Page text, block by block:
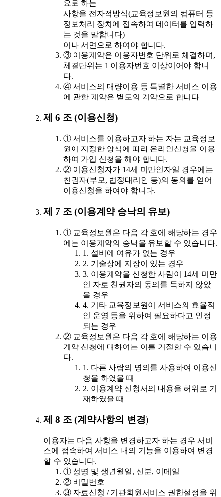
요로 하는
사항을 전자적방식(교육정보원의 컴퓨터 등
정보처리 장치에 접속하여 데이터를 입력하
는 것을 말합니다)
이나 서면으로 하여야 합니다.
③ 이용계약은 이용자번호 단위로 체결하며,
체결단위는 1 이용자번호 이상이어야 합니
다.
④ 서비스의 대량이용 등 특별한 서비스 이용
에 관한 계약은 별도의 계약으로 합니다.
제 6 조 (이용신청)
① 서비스를 이용하고자 하는 자는 교육정보
원이 지정한 양식에 따라 온라인신청을 이용
하여 가입 신청을 해야 합니다.
② 이용신청자가 14세 미만인자일 경우에는
친권자(부모, 법정대리인 등)의 동의를 얻어
이용신청을 하여야 합니다.
제 7 조 (이용계약 승낙의 유보)
① 교육정보원은 다음 각 호에 해당하는 경우
에는 이용계약의 승낙을 유보할 수 있습니다.
1. 설비에 여유가 없는 경우
2. 기술상에 지장이 있는 경우
3. 이용계약을 신청한 사람이 14세 미만
인 자로 친권자의 동의를 득하지 않았
을 경우
4. 기타 교육정보원이 서비스의 효율적
인 운영 등을 위하여 필요하다고 인정
되는 경우
② 교육정보원은 다음 각 호에 해당하는 이용
계약 신청에 대하여는 이를 거절할 수 있습니
다.
1. 다른 사람의 명의를 사용하여 이용신
청을 하였을 때
2. 이용계약 신청서의 내용을 허위로 기
재하였을 때
제 8 조 (계약사항의 변경)
이용자는 다음 사항을 변경하고자 하는 경우 서비
스에 접속하여 서비스 내의 기능을 이용하여 변경
할 수 있습니다.
① 성명 및 생년월일, 신분, 이메일
② 비밀번호
③ 자료신청 / 기관회원서비스 권한설정을 위